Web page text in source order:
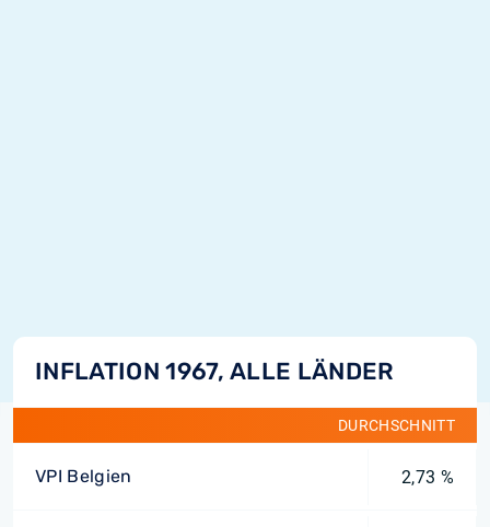
INFLATION 1967, ALLE LÄNDER
DURCHSCHNITT
VPI Belgien 2,73 %